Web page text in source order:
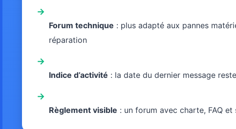
→
Forum technique : plus adapté aux pannes
réparation
→
Indice d’activité : la date du dernier message
→
Règlement visible : un forum avec charte, FAQ